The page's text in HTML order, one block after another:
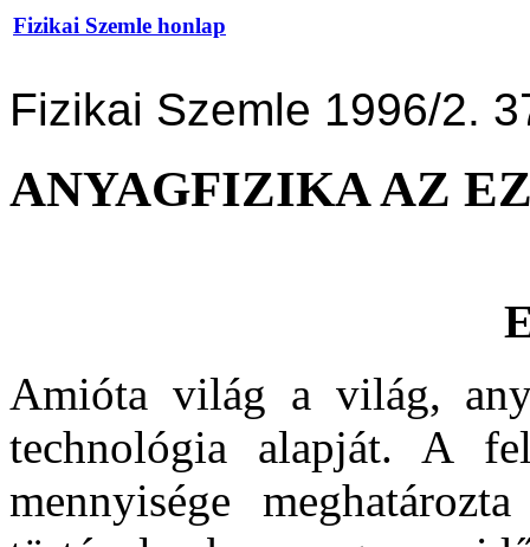
Fizikai Szemle honlap
Fizikai Szemle 1996/2.
ANYAGFIZIKA AZ
Amióta világ a világ,
technológia alapját. A
mennyisége